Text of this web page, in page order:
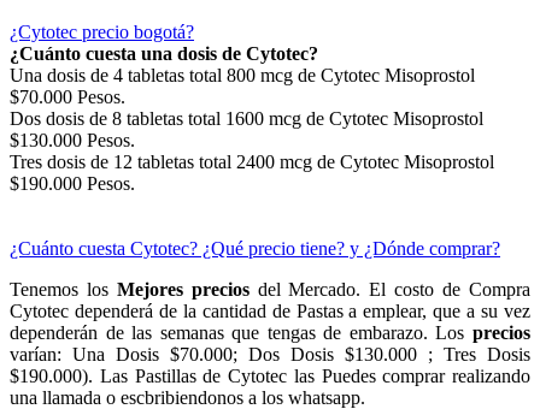
¿Cytotec precio bogotá?
¿Cuánto cuesta una dosis de Cytotec?
Una dosis de 4 tabletas total 800 mcg de Cytotec Misoprostol
$70.000 Pesos.
Dos dosis de 8 tabletas total 1600 mcg de Cytotec Misoprostol
$130.000 Pesos.
Tres dosis de 12 tabletas total 2400 mcg de Cytotec Misoprostol
$190.000 Pesos.
¿Cuánto cuesta Cytotec? ¿Qué precio tiene? y ¿Dónde comprar?
Tenemos los Mejores preciosdel Mercado. El costo de Compra
Cytotec dependerá de la cantidad de Pastas a emplear, que a su vez
dependerán de las semanas que tengas de embarazo. Los precios
varían: Una Dosis $70.000; Dos Dosis $130.000 ; Tres Dosis
$190.000). Las Pastillas de Cytotec las Puedes comprar realizando
una llamada o escbribiendonos a los whatsapp.